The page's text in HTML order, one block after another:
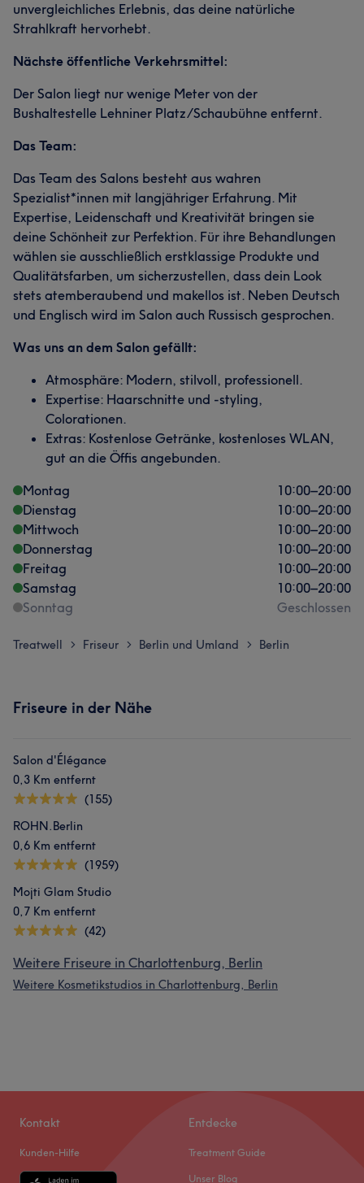
unvergleichliches Erlebnis, das deine natürliche
Strahlkraft hervorhebt.
Nächste öffentliche Verkehrsmittel:
Der Salon liegt nur wenige Meter von der
Bushaltestelle Lehniner Platz/Schaubühne entfernt.
Das Team:
Das Team des Salons besteht aus wahren
Spezialist*innen mit langjähriger Erfahrung. Mit
Expertise, Leidenschaft und Kreativität bringen sie
deine Schönheit zur Perfektion. Für ihre Behandlungen
wählen sie ausschließlich erstklassige Produkte und
Qualitätsfarben, um sicherzustellen, dass dein Look
stets atemberaubend und makellos ist. Neben Deutsch
und Englisch wird im Salon auch Russisch gesprochen.
Was uns an dem Salon gefällt:
Atmosphäre: Modern, stilvoll, professionell.
Expertise: Haarschnitte und -styling,
Colorationen.
Extras: Kostenlose Getränke, kostenloses WLAN,
gut an die Öffis angebunden.
Montag
10:00–20:00
Dienstag
10:00–20:00
Mittwoch
10:00–20:00
Donnerstag
10:00–20:00
Freitag
10:00–20:00
Samstag
10:00–20:00
Sonntag
Geschlossen
Treatwell > Friseur > Berlin und Umland > Berlin
Friseure in der Nähe
Salon d'Élégance
0,3 Km entfernt
(155)
ROHN.Berlin
0,6 Km entfernt
(1959)
Mojti Glam Studio
0,7 Km entfernt
(42)
Weitere Friseure in Charlottenburg, Berlin
Weitere Kosmetikstudios in Charlottenburg, Berlin
Kontakt
Kunden-Hilfe
Entdecke
Treatment Guide
Unser Blog